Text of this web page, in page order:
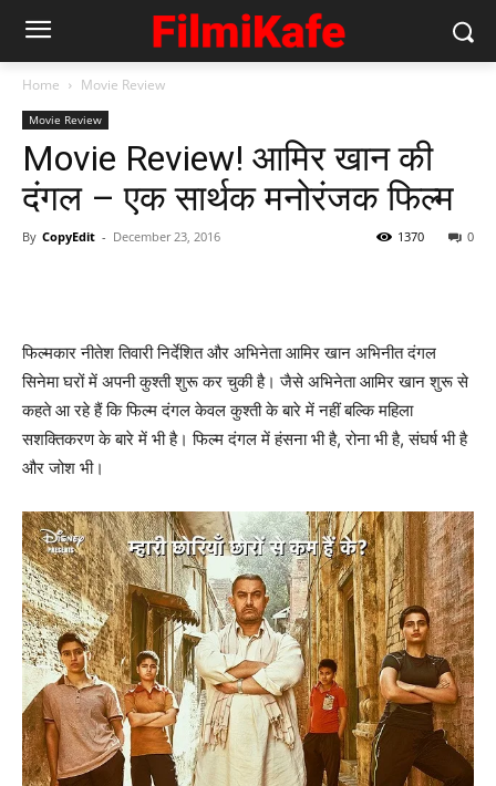
Home Movie Review
Movie Review
Movie Review! आमिर खान की
दंगल – एक सार्थक मनोरंजक फिल्‍म
By CopyEdit - December 23, 2016 0
1370
फिल्‍मकार नीतेश तिवारी निर्देशित और अभिनेता आमिर खान अभिनीत दंगल
सिनेमा घरों में अपनी कुश्‍ती शुरू कर चुकी है। जैसे अभिनेता आमिर खान शुरू से
कहते आ रहे हैं कि फिल्‍म दंगल केवल कुश्‍ती के बारे में नहीं बल्‍कि महिला
सशक्‍तिकरण के बारे में भी है। फिल्‍म दंगल में हंसना भी है, रोना भी है, संघर्ष भी है
और जोश भी।